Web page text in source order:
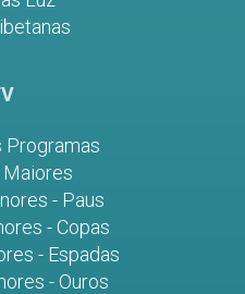
Programas
- Paus
- Copas
- Espadas
- Ouros